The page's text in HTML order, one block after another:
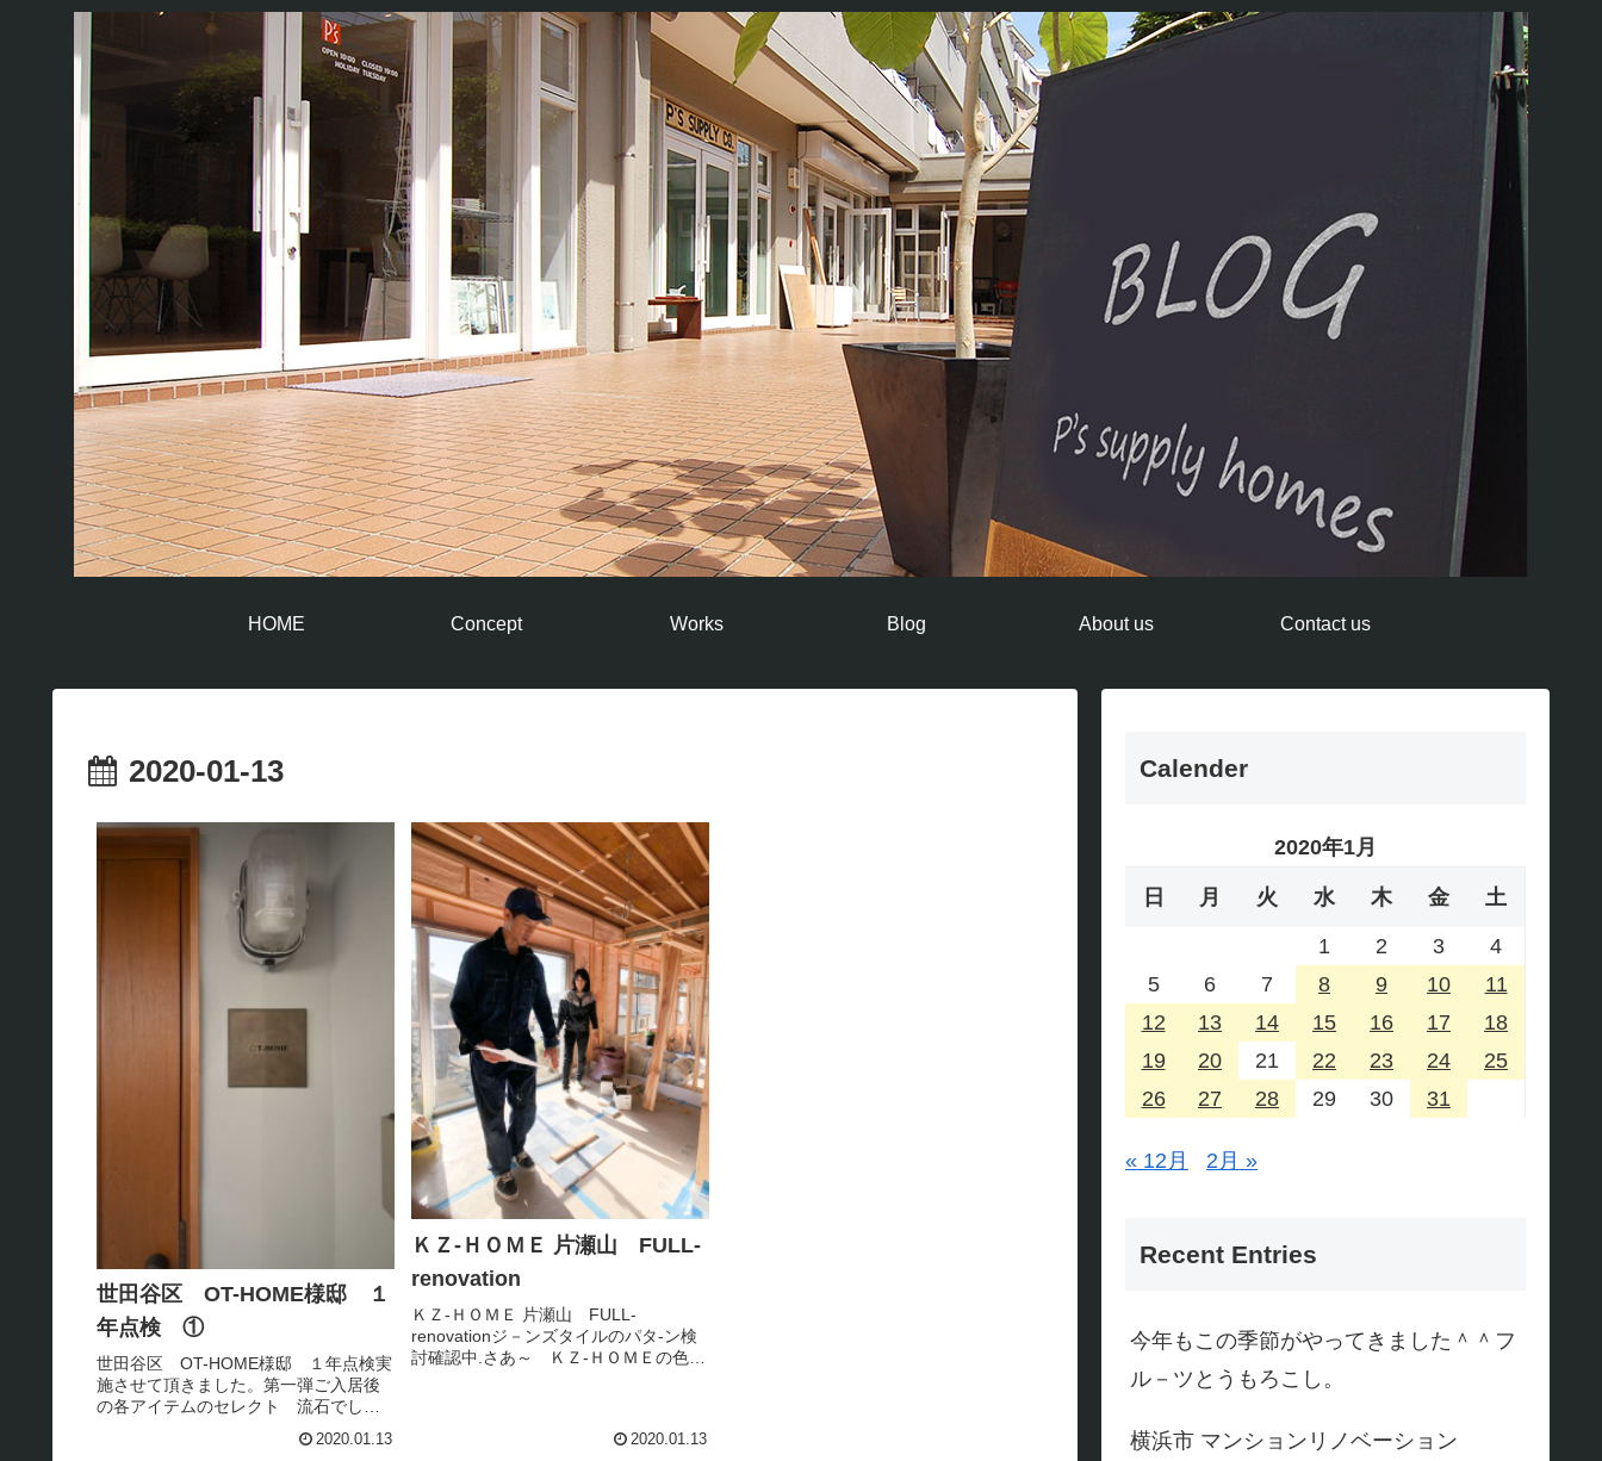
HOME Concept Works Blog About us Contact us
2020-01-13
世田谷区 OT-HOME様邸 １
年点検 ①
世田谷区 OT-HOME様邸 １年点検実
施させて頂きました。第一弾ご入居後
の各アイテムのセレクト 流石でした
色合いの統一感質感の統一感光の感覚
収納グッズの工夫１年間生活されご感
2020.01.13
ＫＺ-ＨＯＭＥ 片瀬山 FULL-
renovation
ＫＺ-ＨＯＭＥ 片瀬山 FULL-
renovationジ－ンズタイルのパタ-ン検
討確認中.さあ～ ＫＺ-ＨＯＭＥの色が
2020.01.13
Calender
2020年1月
日 月 火 水 木 金 土
1 2 3
4
5
6 7 8 9 10
11
12
13 14 15 16 17
18
19
20 21 22 23 24
25
26
27 28 29 30 31
« 12月 2月 »
Recent Entries
今年もこの季節がやってきました＾＾フ
ル－ツとうもろこし。
横浜市 マンションリノベーション